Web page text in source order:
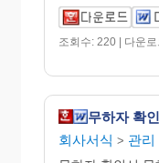
조회수: 220 | 다운
무하자 확
회사서식 > 관리